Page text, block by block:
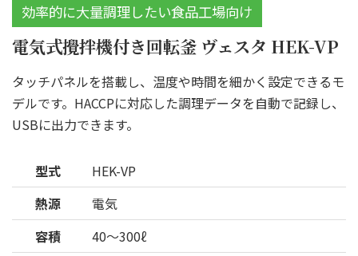
効率的に大量調理したい食品工場向け
電気式攪拌機付き回転釜 ヴェスタ HEK-VP
タッチパネルを搭載し、温度や時間を細かく設定できるモ
デルです。HACCPに対応した調理データを自動で記録し、
USBに出力できます。
型式
HEK-VP
熱源
電気
容積
40～300ℓ